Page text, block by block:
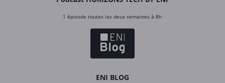
1 épisode toutes les deux semaines à 8h
ENI BLOG